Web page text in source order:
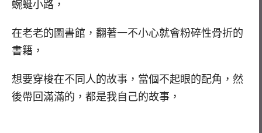
蜿蜒小路，
在老老的圖書館，翻著一不小心就會粉碎性骨折的
書籍，
想要穿梭在不同人的故事，當個不起眼的配角，然
後帶回滿滿的，都是我自己的故事，